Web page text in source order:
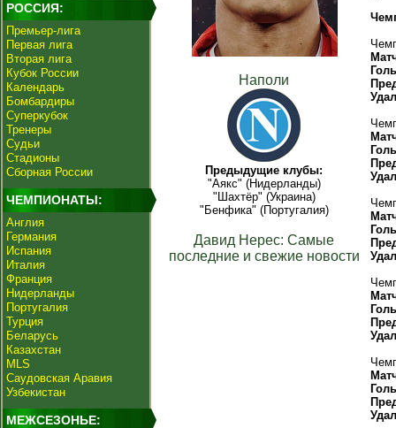
РОССИЯ:
Премьер-лига
Первая лига
Вторая лига
Кубок России
Календарь
Бомбардиры
Суперкубок
Тренеры
Судьи
Стадионы
Сборная России
ЧЕМПИОНАТЫ:
Англия
Германия
Испания
Италия
Франция
Нидерланды
Португалия
Турция
Беларусь
Казахстан
MLS
Саудовская Аравия
Узбекистан
МЕЖСЕЗОНЬЕ:
Наполи
Предыдущие клубы:
"Аякс" (Нидерланды)
"Шахтёр" (Украина)
"Бенфика" (Португалия)
Давид Нерес: Самые
последние и свежие новости